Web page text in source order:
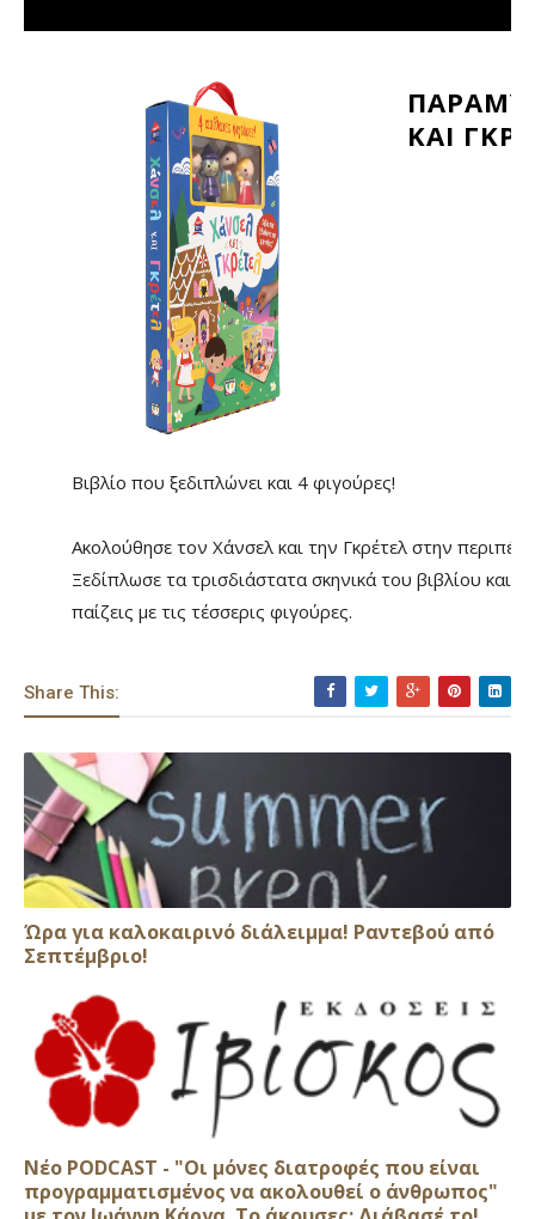
ΚΑΙ
Βιβλίο που ξεδιπλώνει και 4 φιγούρες!
Ακολούθησε τον Χάνσελ και την Γκρέτελ στην
Ξεδίπλωσε τα τρισδιάστατα σκηνικά του βιβλίου και
παίζεις με τις τέσσερις φιγούρες.
Share This:
Ώρα για καλοκαιρινό διάλειμμα! Ραντεβού από
Σεπτέμβριο!
Νέο PODCAST - "Οι μόνες διατροφές που είναι
προγραμματισμένος να ακολουθεί ο άνθρωπος"